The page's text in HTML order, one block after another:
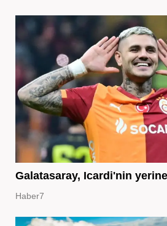
Galatasaray, Icardi'nin
Haber7